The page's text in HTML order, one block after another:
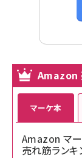
Amazon
マーケ本
Amazon マー
売れ筋ランキ